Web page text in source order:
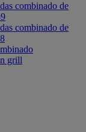
combinado de
combinado de
grill